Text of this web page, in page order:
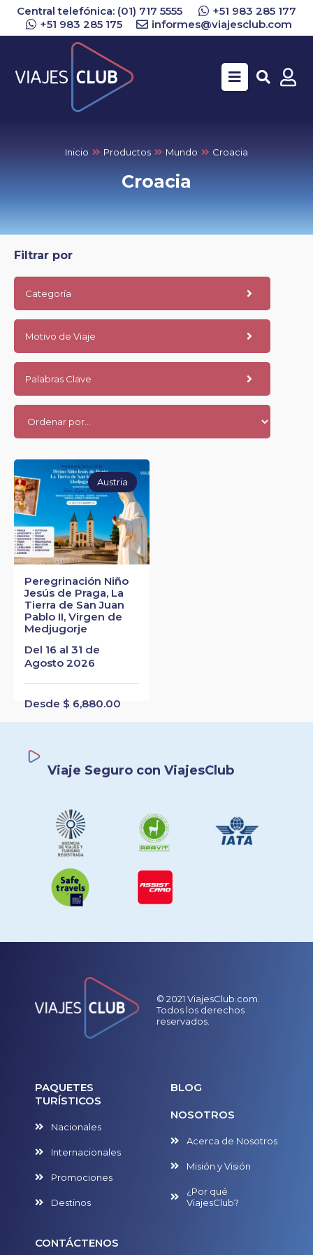
Central telefónica: (01) 717 5555
+51 983 285 177
+51 983 285 175
informes@viajesclub.com
Inicio Productos Mundo Croacia
Croacia
Filtrar por
Categoría
Motivo de Viaje
Palabras Clave
Peregrinación Niño
Jesús de Praga, La
Tierra de San Juan
Pablo II, Virgen de
Medjugorje
Del 16 al 31 de
Agosto 2026
Desde $ 6,880.00
Austria
Viaje Seguro con ViajesClub
© 2021 ViajesClub.com.
Todos los derechos
reservados.
PAQUETES
TURÍSTICOS
Nacionales
Internacionales
Promociones
Destinos
BLOG
NOSOTROS
Acerca de Nosotros
Misión y Visión
¿Por qué
ViajesClub?
CONTÁCTENOS